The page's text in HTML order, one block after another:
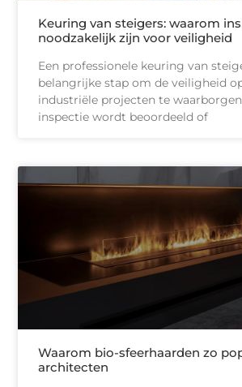
Keuring van steigers: waarom
noodzakelijk zijn voor veiligheid
Een professionele keuring van
belangrijke stap om de veiligheid
industriële projecten te
inspectie wordt beoordeeld of
Waarom bio-sfeerhaarden zo
architecten